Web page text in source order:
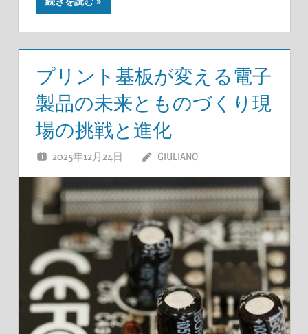
プリント基板が変える電子
製品の未来とものづくり現
場の挑戦と進化
2025年12月24日 GIULIANO